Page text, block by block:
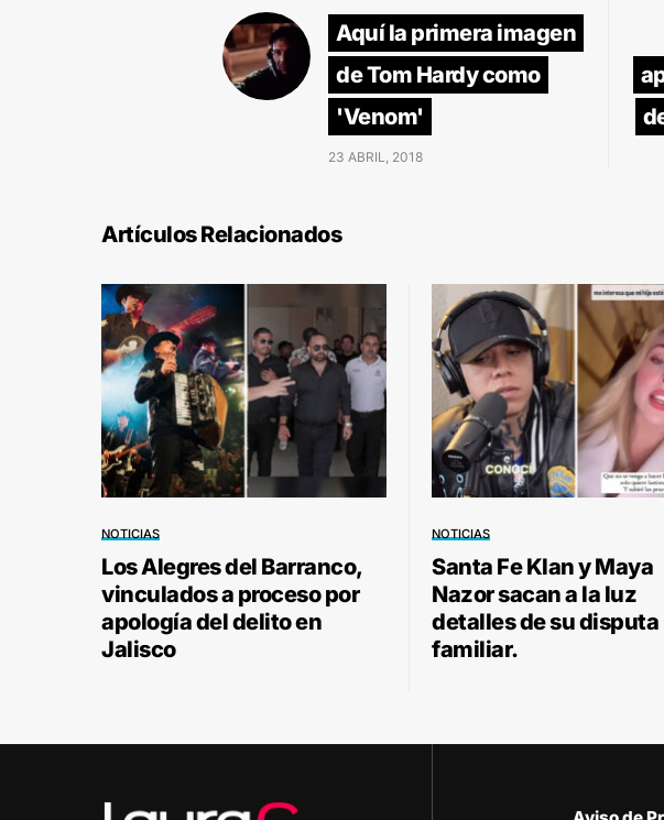
Aquí la primera imagen
de Tom Hardy como
'Venom'
23 ABRIL, 2018
Artículos Relacionados
NOTICIAS
Los Alegres del Barranco,
vinculados a proceso por
apología del delito en
Jalisco
NOTICIAS
Santa Fe Klan y Maya
Nazor sacan a la luz
detalles de su disputa
familiar.